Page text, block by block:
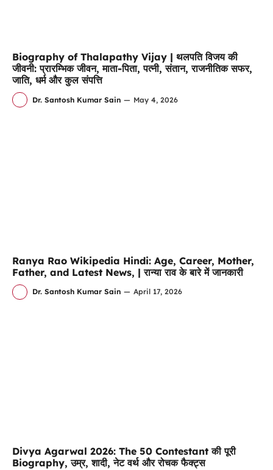
Biography of Thalapathy Vijay | थलपति विजय की
जीवनी: प्रारम्भिक जीवन, माता-पिता, पत्नी, संतान, राजनीतिक सफर,
जाति, धर्म और कुल संपत्ति
Dr. Santosh Kumar Sain — May 4, 2026
Ranya Rao Wikipedia Hindi: Age, Career, Mother,
Father, and Latest News, | रान्या राव के बारे में जानकारी
Dr. Santosh Kumar Sain — April 17, 2026
Divya Agarwal 2026: The 50 Contestant की पूरी
Biography, उम्र, शादी, नेट वर्थ और रोचक फैक्ट्स